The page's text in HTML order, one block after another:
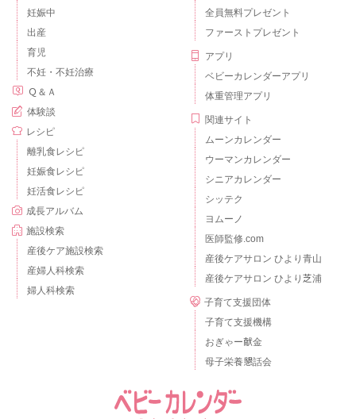
妊娠中
出産
育児
不妊・不妊治療
Ｑ＆Ａ
体験談
レシピ
離乳食レシピ
妊娠食レシピ
妊活食レシピ
成長アルバム
施設検索
産後ケア施設検索
産婦人科検索
婦人科検索
全員無料プレゼント
ファーストプレゼント
アプリ
ベビーカレンダーアプリ
体重管理アプリ
関連サイト
ムーンカレンダー
ウーマンカレンダー
シニアカレンダー
シッテク
ヨムーノ
医師監修.com
産後ケアサロン ひより青山
産後ケアサロン ひより芝浦
子育て支援団体
子育て支援機構
おぎゃー献金
母子栄養懇話会